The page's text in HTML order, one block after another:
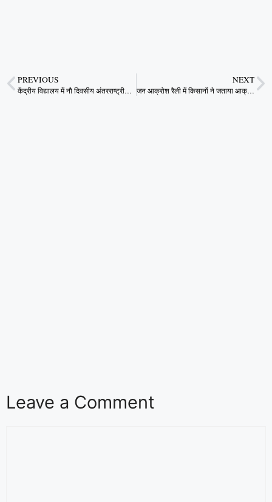
PREVIOUS
केंद्रीय विद्यालय में नौ दिवसीय अंतरराष्ट्रीय योग महोत्सव
NEXT
जन आक्रोश रैली में किसानों ने जताया आक्रोश
Leave a Comment